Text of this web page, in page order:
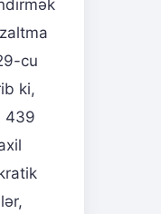
cu
ki,
439